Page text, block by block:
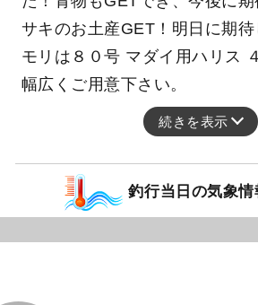
サキのお土産GET！明日に期
モリは８０号 マダイ用ハリス
幅広くご用意下さい。
続きを表示
釣行当日の気象情